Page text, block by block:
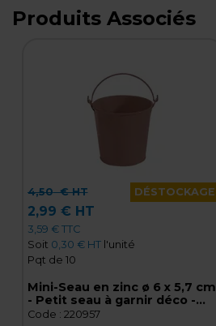
Produits Associés
4,50€ HT DÉSTOCKAGE
2,99 € HT
3,59 € TTC
Soit 0,30 € HTl'unité
Pqt de 10
Mini-Seau en zinc ø 6 x 5,7 cm
- Petit seau à garnir déco -
Chocolat - Paquet de 10
Code : 220957